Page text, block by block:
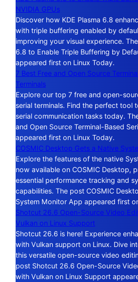
NVIDIA GPUs
Discover how KDE Plasma 6.8
with triple buffering enabled by
improving your visual experience.
6.8 to Enable Triple Buffering by
appeared first on Linux Today.
7 Best Free and Open Source
Terminals
Explore our top 7 free and open-
serial terminals. Find the perfect tool
serial communication tasks today.
and Open Source Terminal-Based
appeared first on Linux Today.
COSMIC Desktop Gets a Native
Explore the features of the native
now available on COSMIC Desktop,
essential performance tracking and
capabilities. The post COSMIC
System Monitor App appeared first
Shotcut 26.6 Open-Source Video
Vulkan on Linux Support
Shotcut 26.6 is here! Experience
with Vulkan support on Linux. Dive
this versatile open-source video
post Shotcut 26.6 Open-Source
with Vulkan on Linux Support